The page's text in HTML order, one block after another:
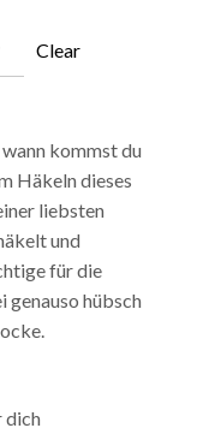
Clear
kommst du
Häkeln dieses
liebsten
und
für die
hübsch
dich